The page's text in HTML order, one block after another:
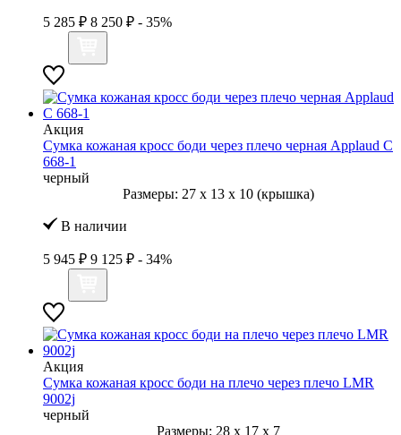
5 285 ₽ 8 250 ₽ - 35%
Акция
Сумка кожаная кросс боди через плечо черная Applaud С
668-1
черный
Размеры: 27 x 13 x 10 (крышка)
В наличии
5 945 ₽ 9 125 ₽ - 34%
Акция
Сумка кожаная кросс боди на плечо через плечо LMR
9002j
черный
Размеры: 28 x 17 x 7